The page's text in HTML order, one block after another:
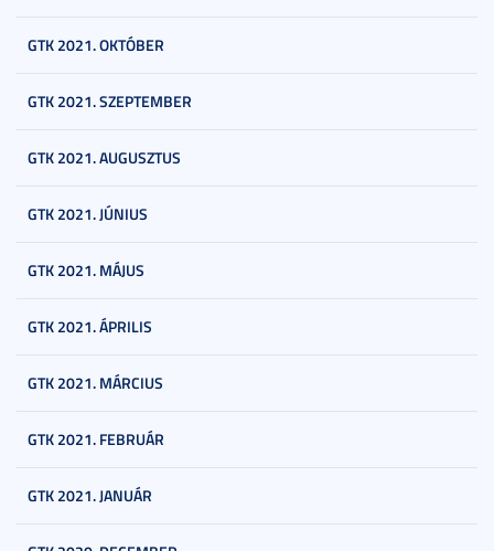
GTK 2021. OKTÓBER
GTK 2021. SZEPTEMBER
GTK 2021. AUGUSZTUS
GTK 2021. JÚNIUS
GTK 2021. MÁJUS
GTK 2021. ÁPRILIS
GTK 2021. MÁRCIUS
GTK 2021. FEBRUÁR
GTK 2021. JANUÁR